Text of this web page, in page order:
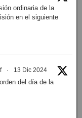
ordinaria de la
en el siguiente
· 13 Dic 2024
del día de la